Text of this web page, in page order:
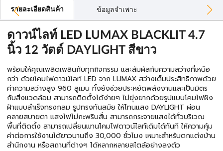
รายละเอียดสินค้า ข้อมูลจำเพาะ
ดาวน์ไลท์ LED LUMAX BLACKLIT 4.7
นิ้ว 12 วัตต์ DAYLIGHT สีขาว
พร้อมให้คุณเพลิดเพลินกับทุกกิจกรรม และสัมผัสกับความสว่างที่เหนือ
กว่า ด้วยโคมไฟดาวน์ไลท์ LED จาก LUMAX สว่างเต็มประสิทธิภาพด้วย
ค่าความสว่างสูง 960 ลูเมน ทั้งยังช่วยประหยัดพลังงานและเป็นมิตร
กับสิ่งแวดล้อม สามารถติดตั้งได้ง่ายๆ ไม่ยุ่งยากด้วยรูปแบบโคมไฟฝัง
ฝ้าแบบสำเร็จทรงกลม รูปทรงทันสมัย ให้โทนแสง DAYLIGHT ผ่อน
คลายสบายตา แสงไฟไม่กะพริบสั่น สามารถกระจายแสงได้ทั่วบริเวณ
พื้นที่ติดตั้ง สามารถเปลี่ยนแทนโคมไฟดาวน์ไลท์เดิมได้ทันที ให้ความคุ้ม
ค่าต่อการใช้งานได้ยาวนานถึง 30,000 ชั่วโมง เหมาะสำหรับตกแต่งบ้าน
สำนักงาน หรือสถานที่ต่างๆ ได้หลากหลายสไตล์อย่างลงตัว